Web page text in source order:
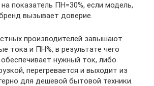
показатель ПН=30%, если модель,
вызывает доверие.
производителей завышают
тока и ПН%, в результате чего
нужный ток, либо
перегревается и выходит из
для дешевой бытовой техники.